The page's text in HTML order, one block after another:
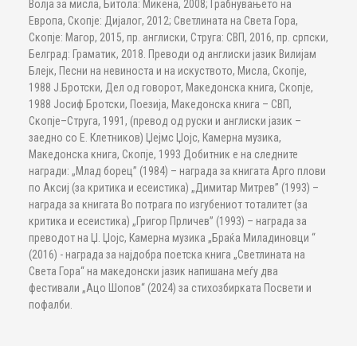
Волја за мисла, Битола: Микена, 2008; Грабнувањето на
Европа, Скопје: Дијалог, 2012; Светлината на Света Гора,
Скопје: Магор, 2015, пр. англиски, Струга: СВП, 2016, пр. српски,
Белград: Граматик, 2018. Преводи од англиски јазик Вилијам
Блејк, Песни на невиноста и на искуството, Мисла, Скопје,
1988 Ј.Бротски, Дел од говорот, Македонска книга, Скопје,
1988 Јосиф Бротски, Поезија, Македонска книга – СВП,
Скопје–Струга, 1991, (превод од руски и англиски јазик –
заедно со Е. Клетников) Џејмс Џојс, Камерна музика,
Македонска книга, Скопје, 1993 Добитник е на следните
награди: „Млад борец” (1984) – награда за книгата Арго плови
по Аксиј (за критика и есеистика) „Димитар Митрев” (1993) –
награда за книгата Во потрага по изгубениот тоталитет (за
критика и есеистика) „Григор Прличев” (1993) – награда за
преводот на Џ. Џојс, Камерна музика „Браќа Миладиновци “
(2016) - награда за најдобра поетска книга „Светлината на
Света Гора“ на македонски јазик напишана меѓу два
фестивали „Ацо Шопов“ (2024) за стихозбирката Посвети и
пофалби.